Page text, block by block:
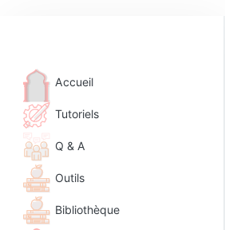
Accueil
Tutoriels
Q & A
Outils
Bibliothèque